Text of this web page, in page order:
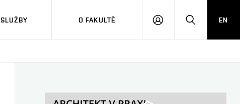
SLUŽBY O FAKULTĚ
PŘIHLÁSITHLEDAT
EN